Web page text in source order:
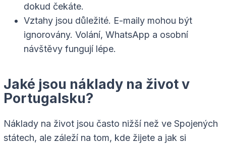
dokud čekáte.
Vztahy jsou důležité. E-maily mohou být
ignorovány. Volání, WhatsApp a osobní
návštěvy fungují lépe.
Jaké jsou náklady na život v
Portugalsku?
Náklady na život jsou často nižší než ve Spojených
státech, ale záleží na tom, kde žijete a jak si